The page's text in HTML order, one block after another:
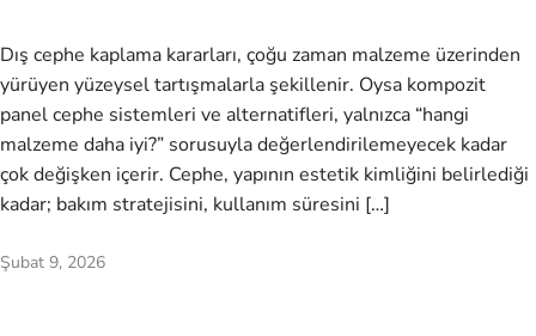
Dış cephe kaplama kararları, çoğu zaman malzeme üzerinden
yürüyen yüzeysel tartışmalarla şekillenir. Oysa kompozit
panel cephe sistemleri ve alternatifleri, yalnızca “hangi
malzeme daha iyi?” sorusuyla değerlendirilemeyecek kadar
çok değişken içerir. Cephe, yapının estetik kimliğini belirlediği
kadar; bakım stratejisini, kullanım süresini […]
Şubat 9, 2026